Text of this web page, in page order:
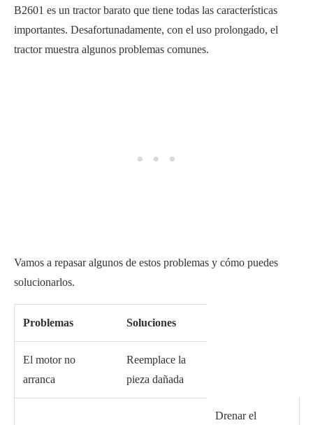
B2601 es un tractor barato que tiene todas las características
importantes. Desafortunadamente, con el uso prolongado, el
tractor muestra algunos problemas comunes.
Vamos a repasar algunos de estos problemas y cómo puedes
solucionarlos.
Problemas Soluciones
El motor no
arranca
Reemplace la
pieza dañada
Drenar el